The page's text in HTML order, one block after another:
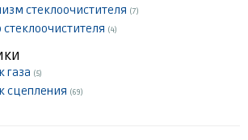
стеклоочистителя (7)
(4)
газа (5)
сцепления (69)